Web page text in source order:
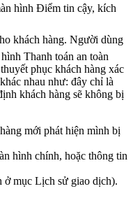
hình Điểm tin cậy, kích
khách hàng. Người dùng
Thanh toán an toàn
phục khách hàng xác
nhau như: đây chỉ là
khách hàng sẽ không bị
mới phát hiện mình bị
hình chính, hoặc thông tin
ở mục Lịch sử giao dịch).